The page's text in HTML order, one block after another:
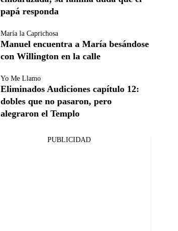
papá responda
María la Caprichosa
Manuel encuentra a María besándose
con Willington en la calle
Yo Me Llamo
Eliminados Audiciones capítulo 12:
dobles que no pasaron, pero
alegraron el Templo
PUBLICIDAD